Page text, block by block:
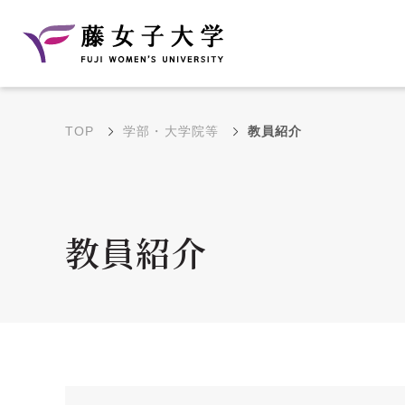
学部・学科の教育目的
大学院の教育目的
TOP 学部・大学院等 教員紹介
教員紹介